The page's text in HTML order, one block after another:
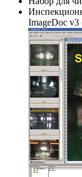
ImageDoc v3